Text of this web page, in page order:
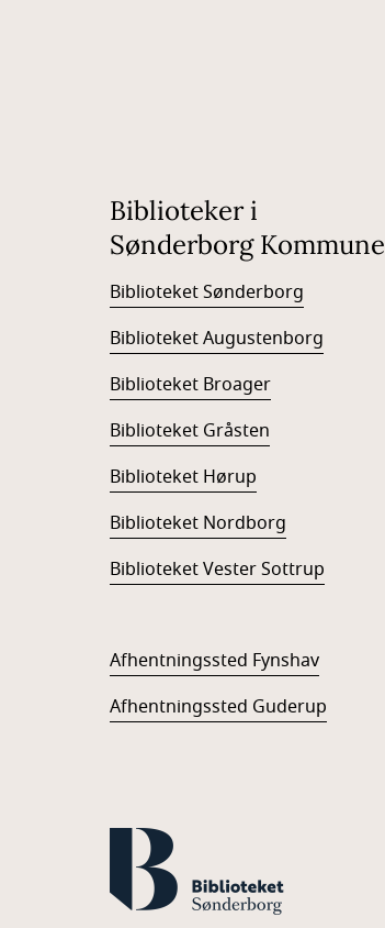
Biblioteker i
Sønderborg Kommune
Biblioteket Sønderborg
Biblioteket Augustenborg
Biblioteket Broager
Biblioteket Gråsten
Biblioteket Hørup
Biblioteket Nordborg
Biblioteket Vester Sottrup
Afhentningssted Fynshav
Afhentningssted Guderup